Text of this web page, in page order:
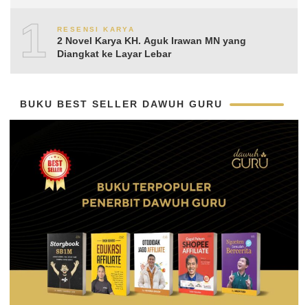
10RESENSI KARYA
2 Novel Karya KH. Aguk Irawan MN yang
Diangkat ke Layar Lebar
BUKU BEST SELLER DAWUH GURU